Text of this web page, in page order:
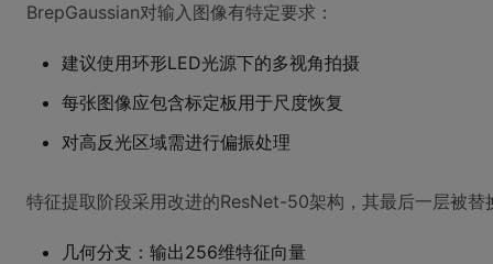
BrepGaussian对输入图像有特定要求：
建议使用环形LED光源下的多视角拍摄
每张图像应包含标定板用于尺度恢复
对高反光区域需进行偏振处理
特征提取阶段采用改进的ResNet-50架构，其最后一层被替
几何分支：输出256维特征向量